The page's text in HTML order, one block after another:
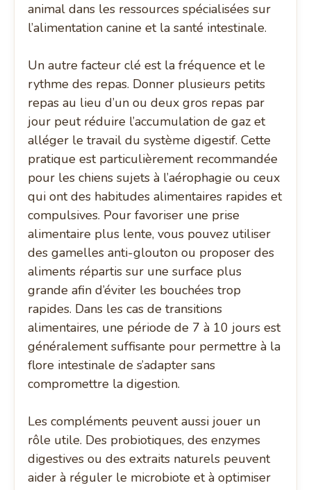
animal dans les ressources spécialisées sur
l’alimentation canine et la santé intestinale.
Un autre facteur clé est la fréquence et le
rythme des repas. Donner plusieurs petits
repas au lieu d’un ou deux gros repas par
jour peut réduire l’accumulation de gaz et
alléger le travail du système digestif. Cette
pratique est particulièrement recommandée
pour les chiens sujets à l’aérophagie ou ceux
qui ont des habitudes alimentaires rapides et
compulsives. Pour favoriser une prise
alimentaire plus lente, vous pouvez utiliser
des gamelles anti-glouton ou proposer des
aliments répartis sur une surface plus
grande afin d’éviter les bouchées trop
rapides. Dans les cas de transitions
alimentaires, une période de 7 à 10 jours est
généralement suffisante pour permettre à la
flore intestinale de s’adapter sans
compromettre la digestion.
Les compléments peuvent aussi jouer un
rôle utile. Des probiotiques, des enzymes
digestives ou des extraits naturels peuvent
aider à réguler le microbiote et à optimiser